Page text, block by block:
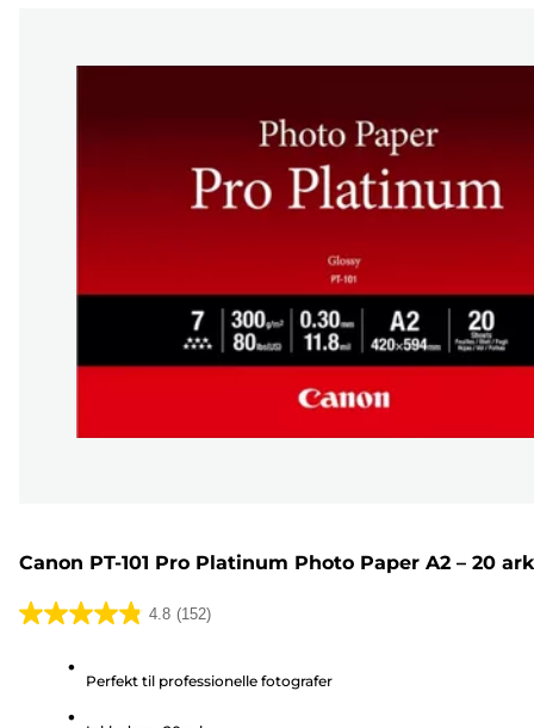
Canon PT-101 Pro Platinum Photo Paper A2 – 20 ark
4.8 (152)
4.8
Perfekt til professionelle fotografer